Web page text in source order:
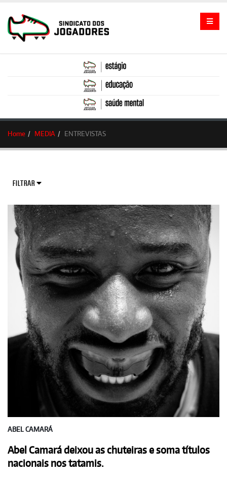
Home MEDIA ENTREVISTAS
FILTRAR
ABEL CAMARÁ
Abel Camará deixou as chuteiras e soma títulos
nacionais nos tatamis.